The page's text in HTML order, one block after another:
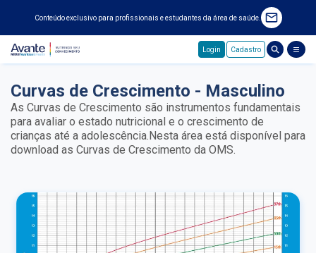
Conteúdo exclusivo para profissionais e estudantes da área de saúde.
Login Cadastro
Curvas de Crescimento - Masculino
As Curvas de Crescimento são instrumentos fundamentais
para avaliar o estado nutricional e o crescimento de
crianças até a adolescência.Nesta área está disponível para
download as Curvas de Crescimento da OMS.